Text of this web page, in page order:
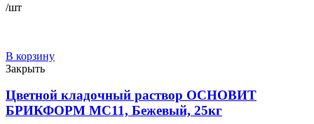
/шт
В корзину
Закрыть
Цветной кладочный раствор ОСНОВИТ
БРИКФОРМ MC11, Бежевый, 25кг